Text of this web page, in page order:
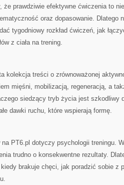
że prawdziwie efektywne ćwiczenia to
oraz dopasowanie. Dlatego
tygodniowy rozkład ćwiczeń, jak
z ciała na trening.
kolekcja treści o zrównoważonej
mięśni, mobilizacją, regeneracją, a
siedzący tryb życia jest szkodliwy
dawki ruchu, które wspierają formę.
na PT6.pl dotyczy psychologii treningu.
trudno o konsekwentne rezultaty.
brakuje chęci, jak poradzić sobie z